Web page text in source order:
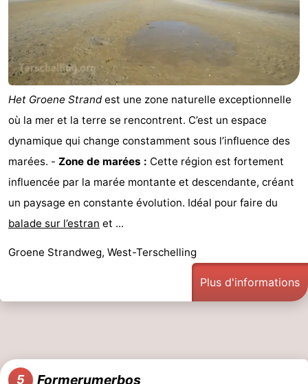
Het Groene Strandest une zone naturelle exceptionnelle
où la mer et la terre se rencontrent. C’est un espace
dynamique qui change constamment sous l’influence des
marées. - Zone de marées : Cette région est fortement
influencée par la marée montante et descendante, créant
un paysage en constante évolution. Idéal pour faire du
balade sur l’estran et ...
Groene Strandweg, West-Terschelling
Plus d'informations
5 Formerumerbos